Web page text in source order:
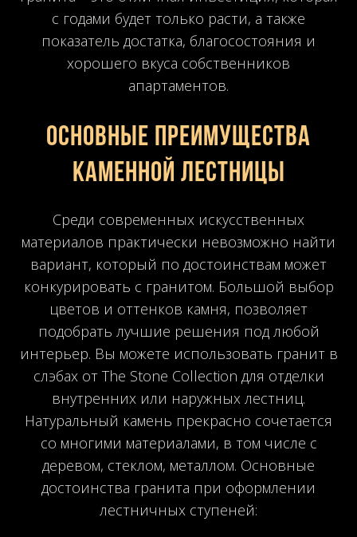
с годами будет только расти, а также
показатель достатка, благосостояния и
хорошего вкуса собственников
апартаментов.
Основные преимущества
каменной лестницы
Среди современных искусственных
материалов практически невозможно найти
вариант, который по достоинствам может
конкурировать с гранитом. Большой выбор
цветов и оттенков камня, позволяет
подобрать лучшие решения под любой
интерьер. Вы можете использовать гранит в
слэбах от The Stone Collection для отделки
внутренних или наружных лестниц.
Натуральный камень прекрасно сочетается
со многими материалами, в том числе с
деревом, стеклом, металлом. Основные
достоинства гранита при оформлении
лестничных ступеней: